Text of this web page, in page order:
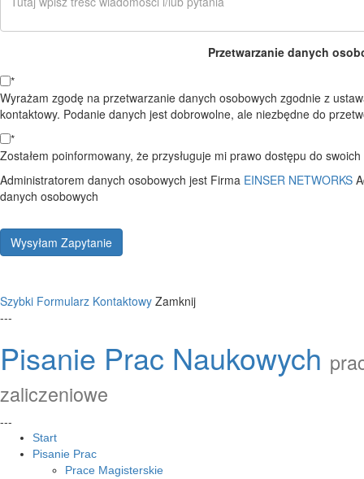
Przetwarzanie danych
*
Wyrażam zgodę na przetwarzanie danych osobowych zgodnie z
kontaktowy. Podanie danych jest dobrowolne, ale niezbędne do
*
Zostałem poinformowany, że przysługuje mi prawo dostępu do
Administratorem danych osobowych jest Firma EINSER NETWORKS
danych osobowych
Wysyłam Zapytanie
Szybki Formularz Kontaktowy Zamknij
---
Pisanie Prac Naukowych
zaliczeniowe
---
Start
Pisanie Prac
Prace Magisterskie